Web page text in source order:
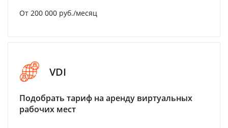
От 200 000 руб./месяц
VDI
Подобрать тариф на аренду виртуальных
рабочих мест